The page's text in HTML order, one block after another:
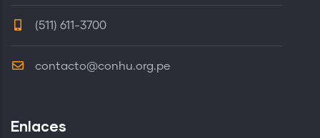
(511) 611-3700
contacto@conhu.org.pe
Enlaces